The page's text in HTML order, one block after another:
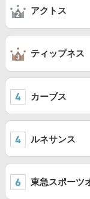
アクトス
ティップネス
カーブス
ルネサンス
東急スポーツ